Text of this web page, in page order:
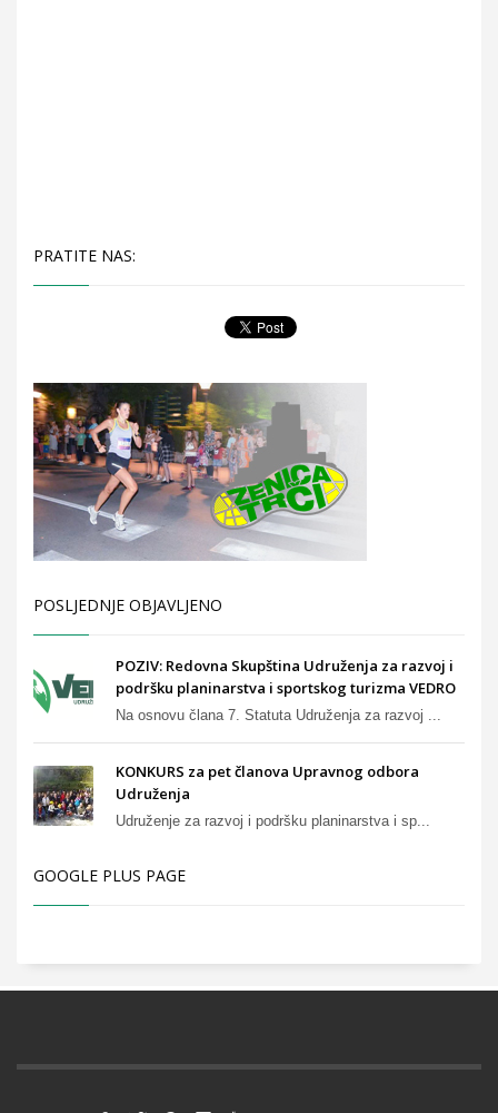
PRATITE NAS:
POSLJEDNJE OBJAVLJENO
POZIV: Redovna Skupština Udruženja za razvoj i
podršku planinarstva i sportskog turizma VEDRO
Na osnovu člana 7. Statuta Udruženja za razvoj ...
KONKURS za pet članova Upravnog odbora
Udruženja
Udruženje za razvoj i podršku planinarstva i sp...
GOOGLE PLUS PAGE